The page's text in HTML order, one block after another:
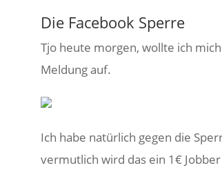
Die Facebook Sperre
Tjo heute morgen, wollte ich
Meldung auf.
Ich habe natürlich gegen die
vermutlich wird das ein 1€